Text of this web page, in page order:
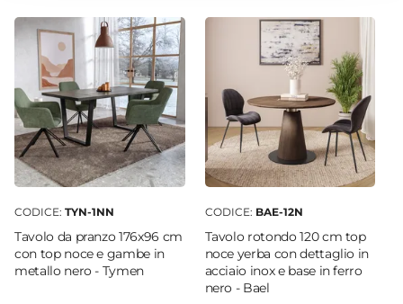
CODICE: TYN-1NN
Tavolo da pranzo 176x96 cm
con top noce e gambe in
metallo nero - Tymen
CODICE: BAE-12N
Tavolo rotondo 120 cm top
noce yerba con dettaglio in
acciaio inox e base in ferro
nero - Bael